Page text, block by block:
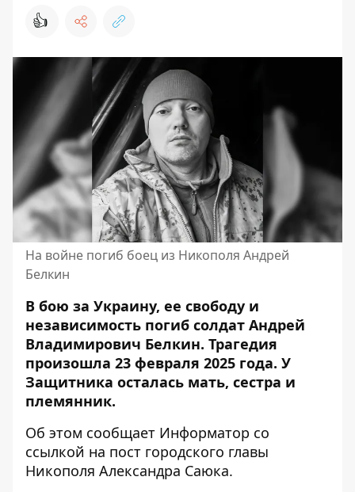
👍
На войне погиб боец ​​из Никополя Андрей
Белкин
В бою за Украину, ее свободу и
независимость погиб солдат Андрей
Владимирович Белкин. Трагедия
произошла 23 февраля 2025 года. У
Защитника осталась мать, сестра и
племянник.
Об этом сообщает Информатор со
ссылкой на пост городского главы
Никополя Александра Саюка.